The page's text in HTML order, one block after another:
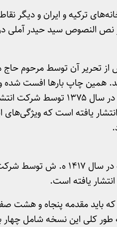
ترکیه و ایران و دیگر
نص النصوص سید حیدر
بار در ایران در سال ۱۲۹۰ ق. پس از تحریر
همین چاپ بارها افست شده و
عرفان قرار گرفته است. چاپ حروفی این
یافته است که
نسخه موجود، چاپ منقح و فنی کتاب
یافته است.
آن ۱۳۲۵ صفحه دارد که باید مقدمه
طور کلی این نسخه شامل